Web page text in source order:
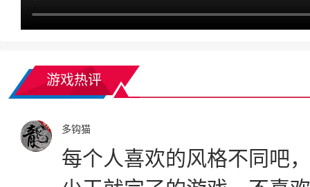
游戏热评
多钩猫
每个人喜欢的风格不同吧